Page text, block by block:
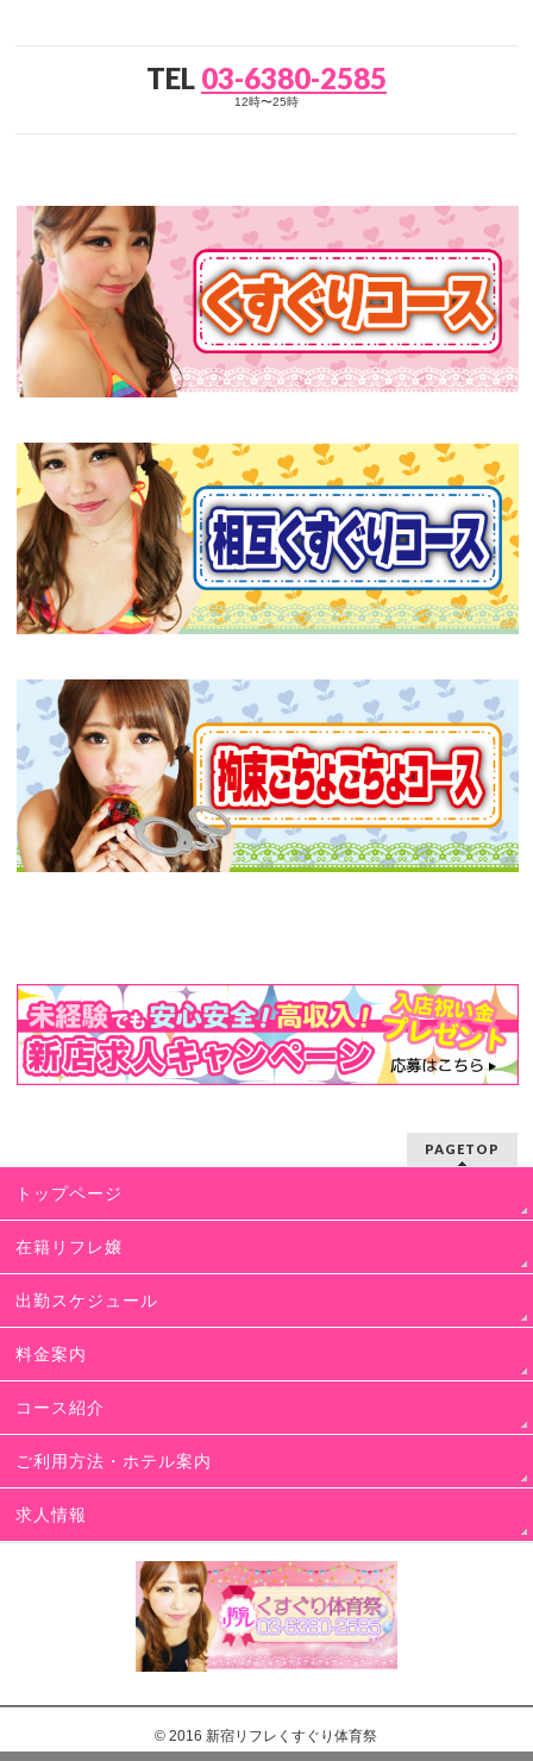
TEL 03-6380-2585
12時〜25時
PAGETOP
トップページ
在籍リフレ嬢
出勤スケジュール
料金案内
コース紹介
ご利用方法・ホテル案内
求人情報
© 2016新宿リフレくすぐり体育祭